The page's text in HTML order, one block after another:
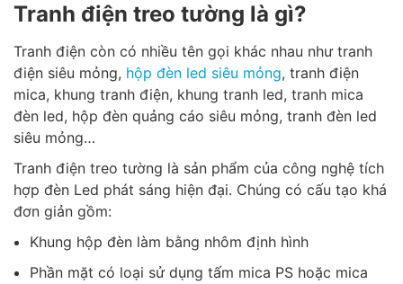
Tranh điện treo tường là gì?
Tranh điện còn có nhiều tên gọi khác nhau như tranh
điện siêu mỏng, hộp đèn led siêu mỏng, tranh điện
mica, khung tranh điện, khung tranh led, tranh mica
đèn led, hộp đèn quảng cáo siêu mỏng, tranh đèn led
siêu mỏng…
Tranh điện treo tường là sản phẩm của công nghệ tích
hợp đèn Led phát sáng hiện đại. Chúng có cấu tạo khá
đơn giản gồm:
Khung hộp đèn làm bằng nhôm định hình
Phần mặt có loại sử dụng tấm mica PS hoặc mica